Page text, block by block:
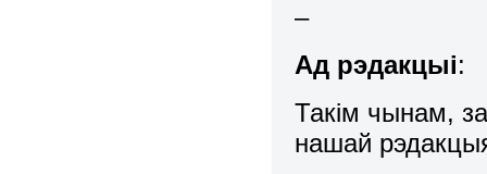
–
Ад рэдакцыі:
Такім чынам,
нашай